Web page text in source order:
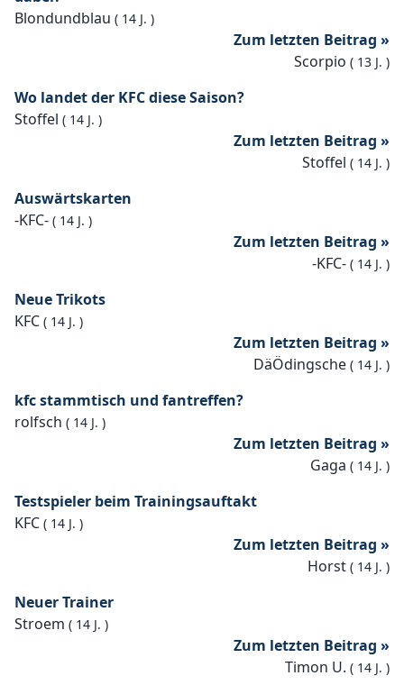
Blondundblau ( 14 J. )
Zum letzten Beitrag »
Scorpio ( 13 J. )
Wo landet der KFC diese Saison?
Stoffel ( 14 J. )
Zum letzten Beitrag »
Stoffel ( 14 J. )
Auswärtskarten
-KFC- ( 14 J. )
Zum letzten Beitrag »
-KFC- ( 14 J. )
Neue Trikots
KFC ( 14 J. )
Zum letzten Beitrag »
DäÖdingsche ( 14 J. )
kfc stammtisch und fantreffen?
rolfsch ( 14 J. )
Zum letzten Beitrag »
Gaga ( 14 J. )
Testspieler beim Trainingsauftakt
KFC ( 14 J. )
Zum letzten Beitrag »
Horst ( 14 J. )
Neuer Trainer
Stroem ( 14 J. )
Zum letzten Beitrag »
Timon U. ( 14 J. )